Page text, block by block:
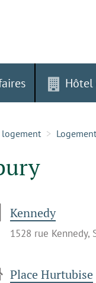
Hôtel
logement
Kennedy
1528 rue Kennedy,
Place Hurtubise